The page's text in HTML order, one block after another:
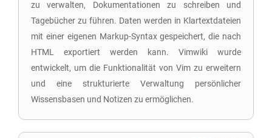
zu verwalten, Dokumentationen zu schreiben und
Tagebücher zu führen. Daten werden in Klartextdateien
mit einer eigenen Markup-Syntax gespeichert, die nach
HTML exportiert werden kann. Vimwiki wurde
entwickelt, um die Funktionalität von Vim zu erweitern
und eine strukturierte Verwaltung persönlicher
Wissensbasen und Notizen zu ermöglichen.